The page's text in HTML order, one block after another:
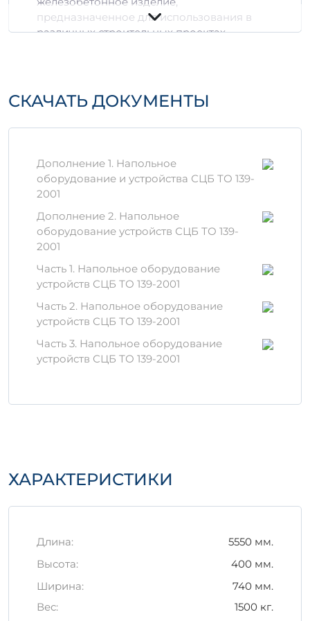
предназначенное для использования в
различных строительных проектах.
что делает его идеальным выбором для
создания несущих конструкций.
Объем:0,6 м³, 1,6428 м³
Материалы: специальный бетон,
армированный стальными прутьями
конструкции
Преимущества
использования ИП 3-3 б
Высокая прочность на сжатие, что
гарантирует надежность конструкции.
Устойчивость к воздействию влаги и
химических веществ.
Долговечность: изделие не
подвержено коррозии и гниению.
эксплуатационные характеристики
Храните изделие в сухом месте,
лучей.
При транспортировке используйте
специализированные средства, чтобы
СКАЧАТЬ ДОКУМЕНТЫ
Дополнение 1. Напольное
оборудование и устройства СЦБ ТО 139-
2001
Дополнение 2. Напольное
оборудование устройств СЦБ ТО 139-
2001
Часть 1. Напольное оборудование
устройств СЦБ ТО 139-2001
Часть 2. Напольное оборудование
устройств СЦБ ТО 139-2001
Часть 3. Напольное оборудование
устройств СЦБ ТО 139-2001
ХАРАКТЕРИСТИКИ
Длина:
5550 мм.
Высота:
400 мм.
Ширина:
740 мм.
Вес:
1500 кг.